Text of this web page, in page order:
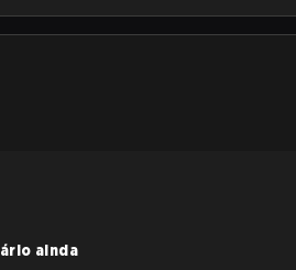
ainda